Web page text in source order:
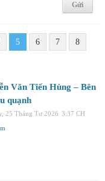
5 6 7 8
Văn Tiến Hùng – Bên
quạnh
25 Tháng Tư 2026 3:37 CH